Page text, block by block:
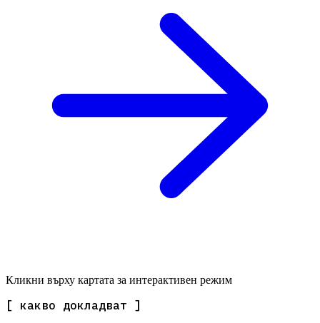
Кликни върху картата за интерактивен режим
[ какво докладват ]